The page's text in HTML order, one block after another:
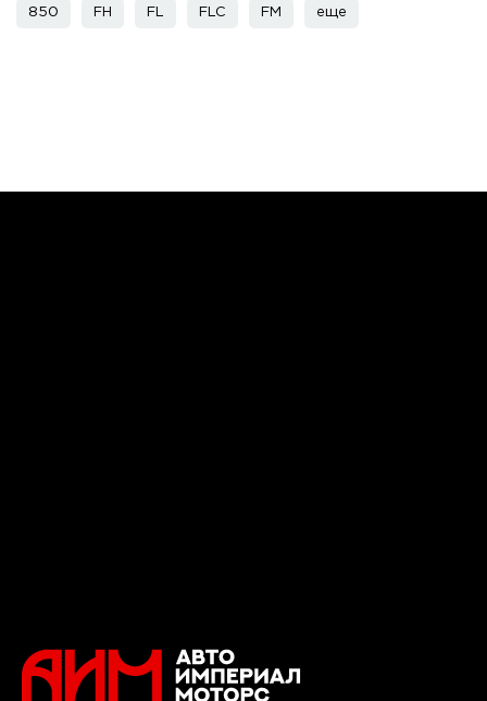
850 FH FL FLC FM еще